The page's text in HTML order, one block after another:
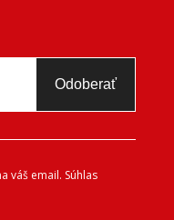
Odoberať
váš email. Súhlas